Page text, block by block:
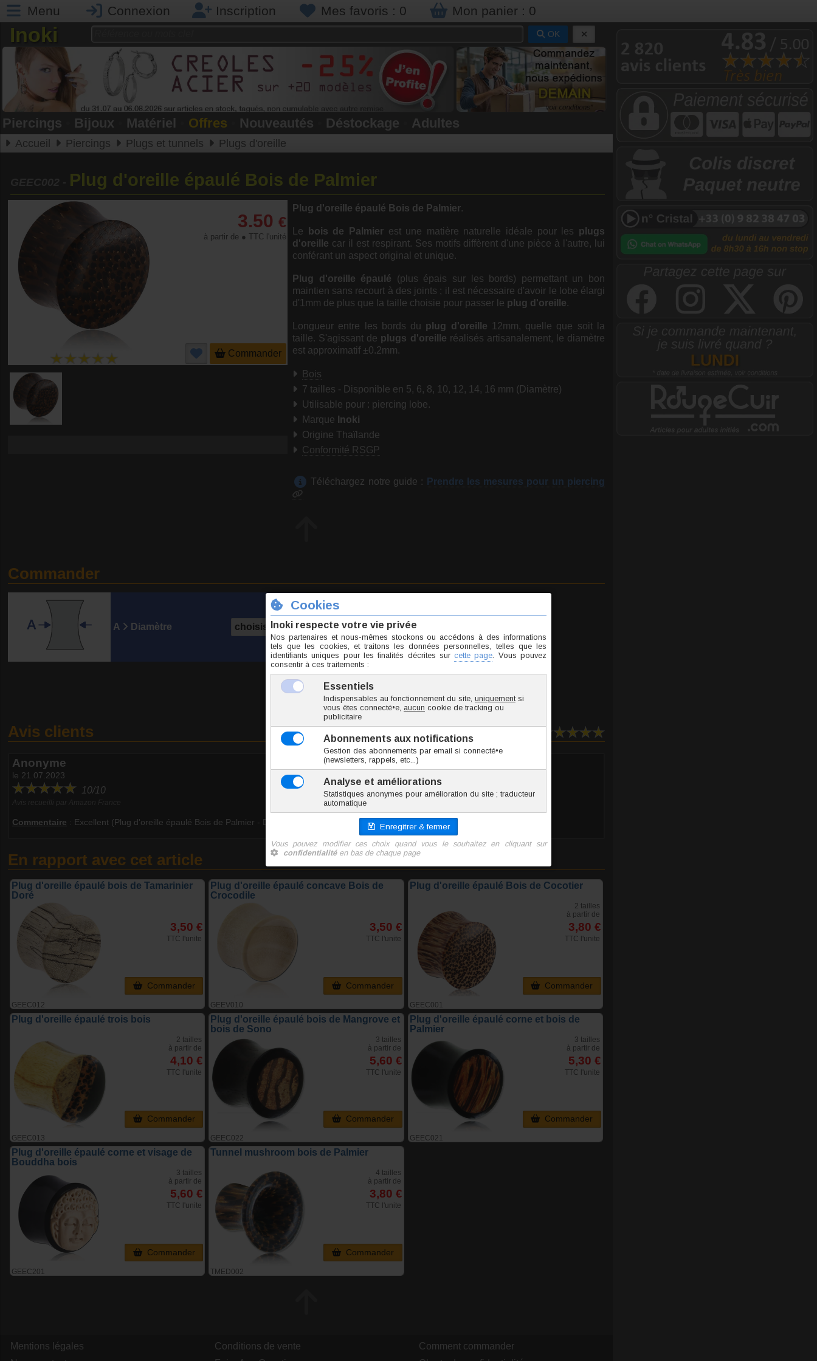
Menu Connexion Inscription Mes favoris : 0 Mon panier : 0
Inoki OK
Piercings Bijoux Matériel Offres Nouveautés Déstockage Adultes
Accueil Piercings Plugs et tunnels Plugs d'oreille
Plug d'oreille épaulé Bois de Palmier
3.50 €
à partir de ● TTC l'unité
Commander
Plug d'oreille épaulé Bois de Palmier.
Le bois de Palmierest une matière naturelle idéale pour les plugs
d'oreille car il est respirant. Ses motifs diffèrent d'une pièce à l'autre, lui
conférant un aspect original et unique.
Plug d'oreille épaulé (plus épais sur les bords) permettant un bon
maintien sans recourt à des joints ; il est nécessaire d'avoir le lobe élargi
d'1mm de plus que la taille choisie pour passer le plug d'oreille.
Longueur entre les bords du plug d'oreille 12mm, quelle que soit la
taille. S'agissant de plugs d'oreille réalisés artisanalement, le diamètre
est approximatif ±0.2mm.
Bois
7 tailles - Disponible en 5, 6, 8, 10, 12, 14, 16 mm (Diamètre)
Utilisable pour : piercing lobe.
Marque Inoki
Origine Thaïlande
Conformité RSGP
Téléchargez notre guide : Prendre les mesures pour un piercing
Commander
A Diamètre
Choissisez votre taille...
Avis clients 1 avis
Anonyme
le 21.07.2023
10/10
Commentaire : Excellent (Plug d'oreille épaulé Bois de Palmier - Diamètre 5 mm)
En rapport avec cet article
Plug d'oreille épaulé bois de Tamarinier
Doré
GEEC012
3,50 €
TTC l'unite
Commander
Plug d'oreille épaulé concave Bois de
Crocodile
GEEV010
3,50 €
TTC l'unite
Commander
Plug d'oreille épaulé Bois de Cocotier
GEEC001
2 tailles
à partir de
3,80 €
TTC l'unite
Commander
Plug d'oreille épaulé trois bois
GEEC013
2 tailles
à partir de
4,10 €
TTC l'unite
Commander
Plug d'oreille épaulé bois de Mangrove et
bois de Sono
GEEC022
3 tailles
à partir de
5,60 €
TTC l'unite
Commander
Plug d'oreille épaulé corne et bois de
Palmier
GEEC021
3 tailles
à partir de
5,30 €
TTC l'unite
Commander
Plug d'oreille épaulé corne et visage de
Bouddha bois
GEEC201
3 tailles
à partir de
5,60 €
TTC l'unite
Commander
Tunnel mushroom bois de Palmier
TMED002
4 tailles
à partir de
3,80 €
TTC l'unite
Commander
Mentions légales Conditions de vente
Comment commander